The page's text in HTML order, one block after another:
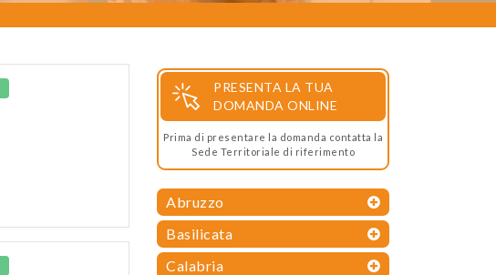
PRESENTA LA TUA
DOMANDA ONLINE
Prima di presentare la domanda contatta la
Sede Territoriale di riferimento
Abruzzo
Basilicata
Calabria